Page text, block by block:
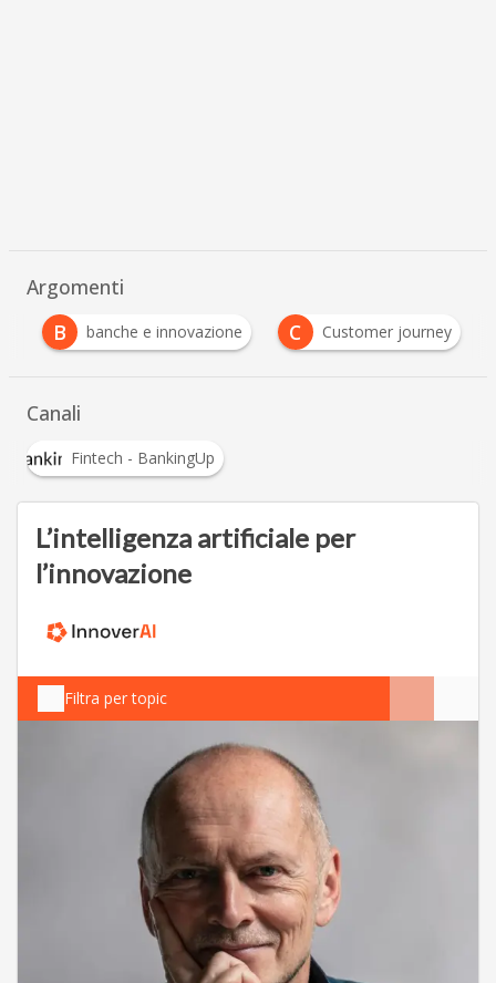
Argomenti
B banche e innovazione C Customer journey
Canali
Fintech - BankingUp
L’intelligenza artificiale per
l’innovazione
Filtra per topic